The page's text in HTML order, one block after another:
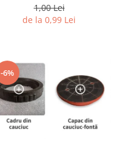
1,00 Lei
de la 0,99 Lei
-6%